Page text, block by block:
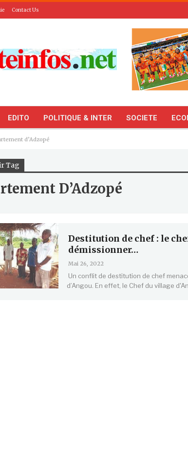
Contact Us
EDITO POLITIQUE & INTER SOCIETE
d’Adzopé
Tag
D’Adzopé
Destitution de chef : le
démissionner…
Mai 26, 2022
Un conflit de destitution de chef
d’Angou. En effet, le Chef du village